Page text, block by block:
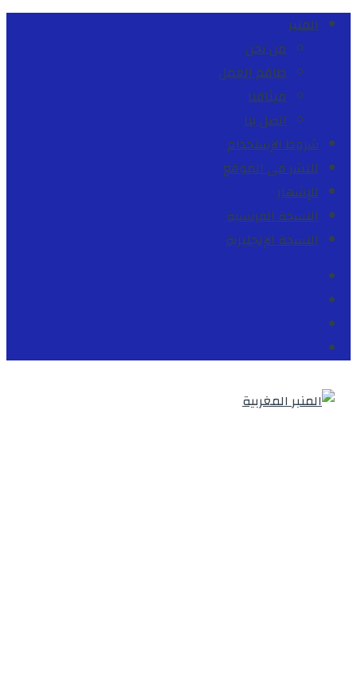
المنبر
من نحن
طاقم العمل
ميثاقنا
اتصل بنا
شروط الإستخدام
للنشر في الموقع
للإشهار
النسخة الفرنسية
النسخة الإنجليزية